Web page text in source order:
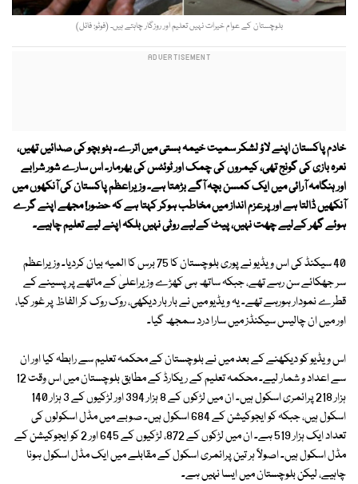
بلوچستان کے عوام خیرات نہیں تعلیم اور روزگار چاہتے ہیں۔ (فوٹو: فائل)
خادم پاکستان اپنے لاؤ لشکر سمیت خیمہ بستی میں اترے۔ ہٹو بچو کی صدائیں تھیں،
نعرہ بازی کی گونج تھی، کیمروں کی چمک اور ٹوئٹس کی بھرمار۔ اس سارے شور شرابے
اور ہنگامہ آرائی میں ایک کمسن بچہ آگے بڑھتا ہے۔ وزیراعظم پاکستان کی آنکھوں میں
آنکھیں ڈالتا ہے اور پرعزم انداز میں مخاطب ہوکر کہتا ہے کہ حضور! مجھے اپنے گرے
ہوئے گھر کےلیے چھت نہیں، پیٹ کےلیے روٹی نہیں بلکہ اپنے لیے تعلیم چاہیے۔
40 سیکنڈ کی اس ویڈیو نے پوری بلوچستان کا 75 برس کا المیہ بیان کردیا۔ وزیراعظم
سر جھکائے سن رہے تھے، جبکہ ساتھ ہی کھڑے وزیراعلیٰ کے ماتھے پر پسینے کے
قطرے نمودار ہورہے تھے۔ یہ ویڈیو میں نے بار بار دیکھی، روک روک کر الفاظ پر غور کیا،
اور میں ان چالیس سیکنڈز میں سارا درد سمجھ گیا۔
اس ویڈیو کو دیکھنے کے بعد میں نے بلوچستان کے محکمہ تعلیم سے رابطہ کیا اور ان
سے اعداد و شمار لیے۔ محکمہ تعلیم کے ریکارڈ کے مطابق بلوچستان میں اس وقت 12
ہزار 218 پرائمری اسکول ہیں۔ ان میں لڑکوں کے 8 ہزار 394 اور لڑکیوں کے 3 ہزار 140
اسکول ہیں، جبکہ کو ایجوکیشن کے 684 اسکول ہیں۔ صوبے میں مڈل اسکولوں کی
تعداد ایک ہزار 519 ہے۔ ان میں لڑکوں کے 872، لڑکیوں کے 645 اور 2 کو ایجوکیشن کے
مڈل اسکول ہیں۔ اصولاً ہر تین پرائمری اسکول کے مقابلے میں ایک مڈل اسکول ہونا
چاہیے، لیکن بلوچستان میں ایسا نہیں ہے۔